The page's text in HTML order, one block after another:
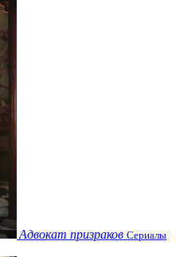
Адвокат призраков Сериалы